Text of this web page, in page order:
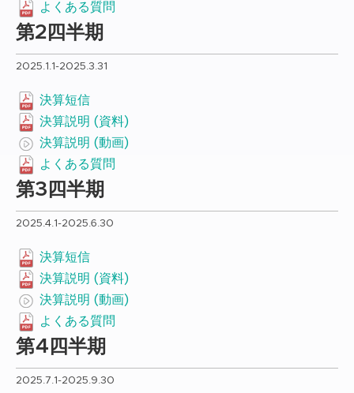
よくある質問
第2四半期
2025.1.1-2025.3.31
決算短信
決算説明 (資料)
決算説明 (動画)
よくある質問
第3四半期
2025.4.1-2025.6.30
決算短信
決算説明 (資料)
決算説明 (動画)
よくある質問
第4四半期
2025.7.1-2025.9.30